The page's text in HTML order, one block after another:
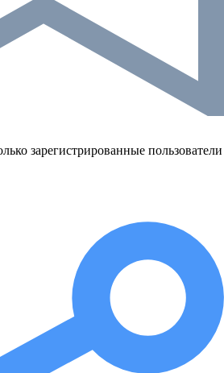
зарегистрированные пользователи